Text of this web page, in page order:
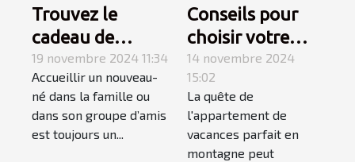
Trouvez le
cadeau de
naissance
parfait avec les
produits
personnalisés de
19 novembre 2024 11:34
Accueillir un nouveau-
né dans la famille ou
dans son groupe d’amis
est toujours un...
Conseils pour
choisir votre
appartement de
vacances en
montagne
14 novembre 2024
15:02
La quête de
l'appartement de
vacances parfait en
montagne peut